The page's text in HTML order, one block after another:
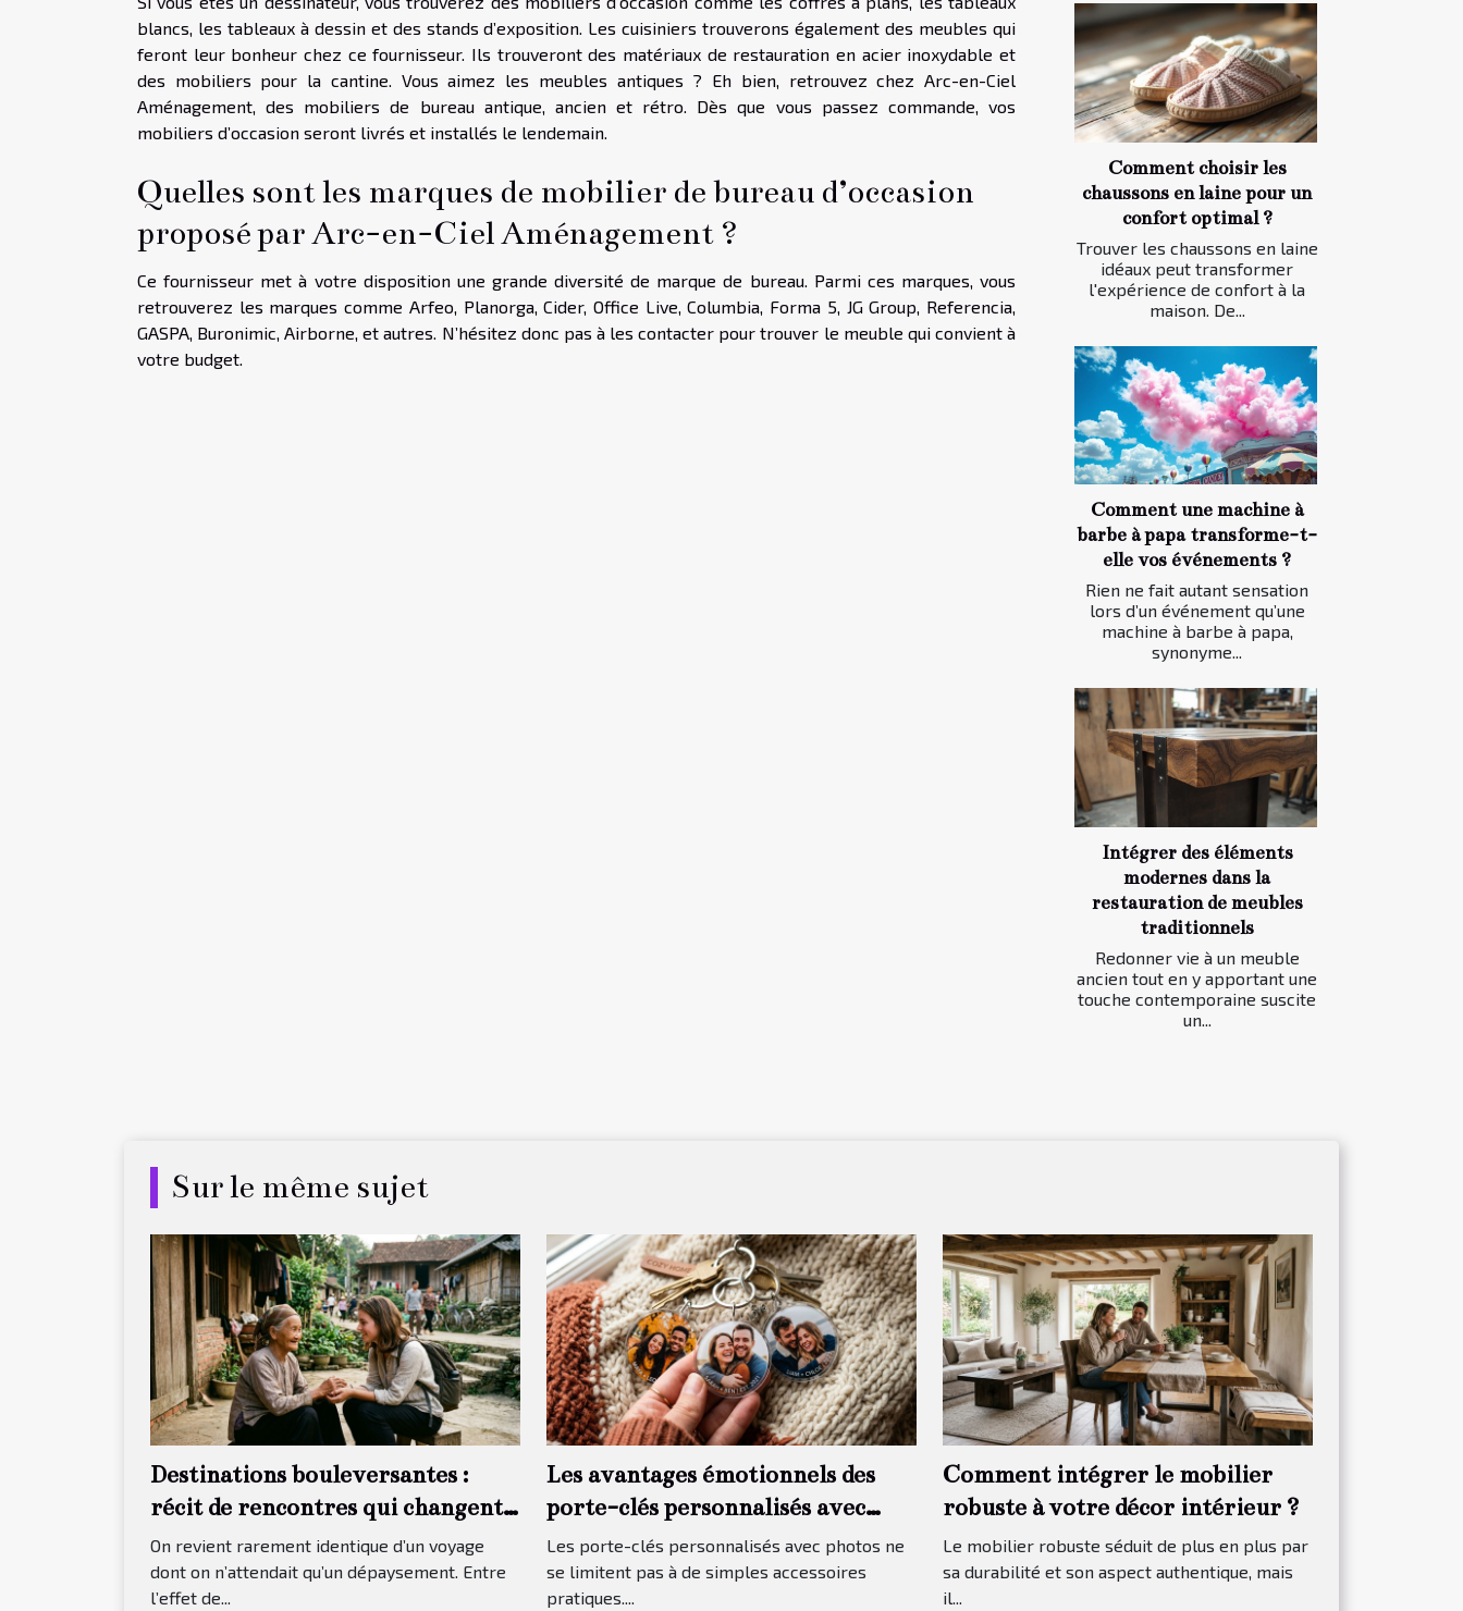
blancs, les tableaux à dessin et des stands d’exposition. Les cuisiniers trouverons également des meubles qui
feront leur bonheur chez ce fournisseur. Ils trouveront des matériaux de restauration en acier inoxydable et
des mobiliers pour la cantine. Vous aimez les meubles antiques ? Eh bien, retrouvez chez Arc-en-Ciel
Aménagement, des mobiliers de bureau antique, ancien et rétro. Dès que vous passez commande, vos
mobiliers d’occasion seront livrés et installés le lendemain.
Quelles sont les marques de mobilier de bureau d’occasion
proposé par Arc-en-Ciel Aménagement ?
Ce fournisseur met à votre disposition une grande diversité de marque de bureau. Parmi ces marques, vous
retrouverez les marques comme Arfeo, Planorga, Cider, Office Live, Columbia, Forma 5, JG Group, Referencia,
GASPA, Buronimic, Airborne, et autres. N’hésitez donc pas à les contacter pour trouver le meuble qui convient à
votre budget.
Comment choisir les
chaussons en laine pour un
confort optimal ?
Trouver les chaussons en laine
idéaux peut transformer
l'expérience de confort à la
maison. De...
Comment une machine à
barbe à papa transforme-t-
elle vos événements ?
Rien ne fait autant sensation
lors d’un événement qu’une
machine à barbe à papa,
synonyme...
Intégrer des éléments
modernes dans la
restauration de meubles
traditionnels
Redonner vie à un meuble
ancien tout en y apportant une
touche contemporaine suscite
un...
Sur le même sujet
Destinations bouleversantes :
récit de rencontres qui changent
tout
On revient rarement identique d’un voyage
dont on n’attendait qu’un dépaysement. Entre
l’effet de...
Les avantages émotionnels des
porte-clés personnalisés avec
photos
Les porte-clés personnalisés avec photos ne
se limitent pas à de simples accessoires
pratiques....
Comment intégrer le mobilier
robuste à votre décor intérieur ?
Le mobilier robuste séduit de plus en plus par
sa durabilité et son aspect authentique, mais
il...